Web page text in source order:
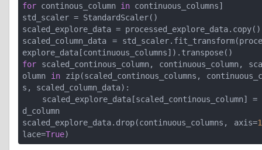
for continous_column in continuous_columns]
std_scaler = StandardScaler()
scaled_explore_data = processed_explore_data.copy()
scaled_column_data =
for scaled_continous_column, continuous_column,
olumn in zip(scaled_continous_columns,
s, scaled_column_data):
d_column
scaled_explore_data.drop(continuous_columns, axis=1
lace=True